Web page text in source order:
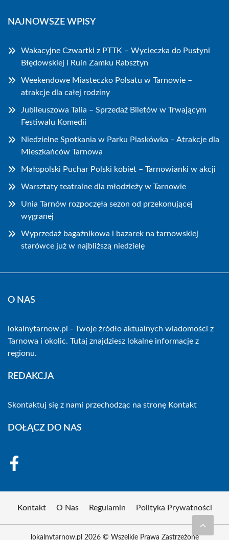
NAJNOWSZE WPISY
Wakacyjne Czwartki z PTTK – Wycieczka do Pustyni
Błędowskiej i Ruin Zamku Rabsztyn
Weekendowe Miasteczko Polsatu w Tarnowie –
atrakcje dla całej rodziny
Jubileuszowa Talia – Sprzedaż Biletów w Trwającym
Festiwalu Komedii
Niedzielne Spotkania w Parku Piaskówka – Atrakcje dla
Mieszkańców Tarnowa
Małopolski Puchar Polski kobiet – Tarnowianki w akcji
Warsztaty teatralne dla młodzieży w Tarnowie
Unia Tarnów rozpoczęła sezon od przekonującej
wygranej
Wyprzedaż bagażnikowa i bazarek na tarnowskiej
starówce już w najbliższą niedzielę
O NAS
lokalnytarnow.pl - Twoje źródło aktualnych wiadomości z
Tarnowa i okolic. Tutaj znajdziesz lokalne informacje z
regionu.
REDAKCJA
Skontaktuj się z nami przechodząc na stronę Kontakt
DOŁĄCZ DO NAS
Kontakt O Nas Regulamin Polityka Prywatności
lokalnytarnow.pl 2026 © Wszelkie Prawa Zastrzeżone